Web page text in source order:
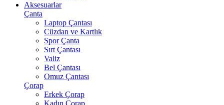
Aksesuarlar
Çanta
Laptop Çantası
Cüzdan ve Kartlık
Spor Çanta
Sırt Çantası
Valiz
Bel Çantası
Omuz Çantası
Çorap
Erkek Çorap
Kadın Çorap